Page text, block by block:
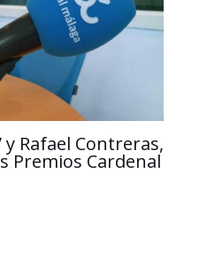
y Rafael Contreras,
Premios Cardenal